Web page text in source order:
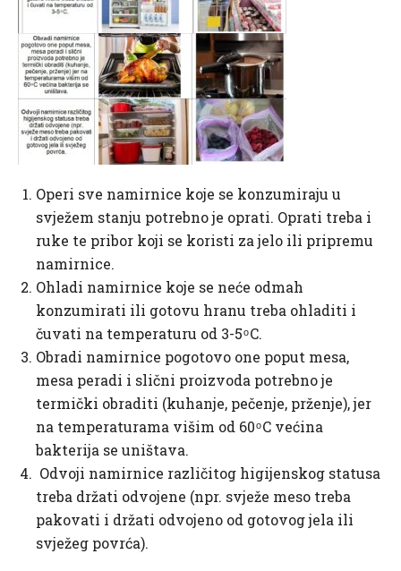
Operi sve namirnice koje se konzumiraju u
svježem stanju potrebno je oprati. Oprati treba i
ruke te pribor koji se koristi za jelo ili pripremu
namirnice.
Ohladi namirnice koje se neće odmah
konzumirati ili gotovu hranu treba ohladiti i
čuvati na temperaturu od 3-5 ͦ C.
Obradi namirnice pogotovo one poput mesa,
mesa peradi i slični proizvoda potrebno je
termički obraditi (kuhanje, pečenje, prženje), jer
na temperaturama višim od 60 ͦ C većina
bakterija se uništava.
Odvoji namirnice različitog higijenskog statusa
treba držati odvojene (npr. svježe meso treba
pakovati i držati odvojeno od gotovog jela ili
svježeg povrća).